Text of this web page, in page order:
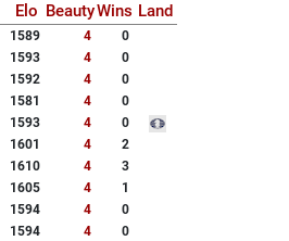
Elo BeautyWins Land
1589 4
0
1593 4
0
1592 4
0
1581 4
0
1593 4
0
1601 4
2
1610 4
3
1605 4
1
1594 4
0
1594 4
0